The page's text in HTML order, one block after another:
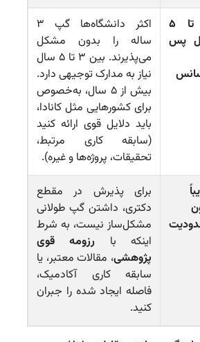
۳ تا ۵
پس
اکثر دانشگاه‌ها گپ ۳
ساله را بدون مشکل
می‌پذیرند. بین ۳ تا ۵ سال
نیاز به مدارک توجیهی دارد.
بیش از ۵ سال، به‌خصوص
برای کشورهایی مثل کانادا،
باید دلایل قوی ارائه کنید
(سابقه کاری مرتبط،
تحقیقات، پروژه‌ها و غیره).
برای پذیرش در مقطع
دکتری، داشتن گپ طولانی
مشکل‌ساز نیست، به شرط
اینکه با رزومه قوی
پژوهشی، مقالات معتبر، یا
سابقه کاری آکادمیک،
فاصله ایجاد شده را جبران
کنید.